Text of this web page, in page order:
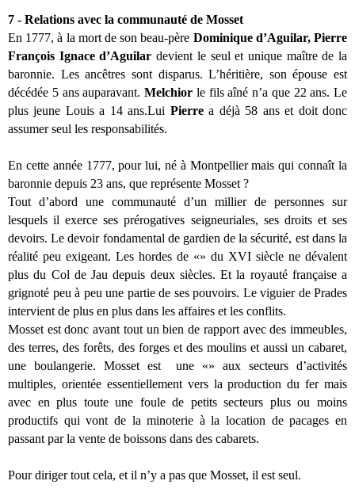
7 - Relations avec la communauté de Mosset
En 1777, à la mort de son beau-père Dominique d’Aguilar, Pierre
François Ignace d’Aguilardevient le seul et unique maître de la
baronnie. Les ancêtres sont disparus. L’héritière, son épouse est
décédée 5 ans auparavant. Melchior le fils aîné n’a que 22 ans. Le
plus jeune Louis a 14 ans.Lui Pierrea déjà 58 ans et doit donc
assumer seul les responsabilités.
En cette année 1777, pour lui, né à Montpellier mais qui connaît la
baronnie depuis 23 ans, que représente Mosset ?
Tout d’abord une communauté d’un millier de personnes sur
lesquels il exerce ses prérogatives seigneuriales, ses droits et ses
devoirs. Le devoir fondamental de gardien de la sécurité, est dans la
réalité peu exigeant. Les hordes de «» du XVI siècle ne dévalent
plus du Col de Jau depuis deux siècles. Et la royauté française a
grignoté peu à peu une partie de ses pouvoirs. Le viguier de Prades
intervient de plus en plus dans les affaires et les conflits.
Mosset est donc avant tout un bien de rapport avec des immeubles,
des terres, des forêts, des forges et des moulins et aussi un cabaret,
une boulangerie. Mosset est une «» aux secteurs d’activités
multiples, orientée essentiellement vers la production du fer mais
avec en plus toute une foule de petits secteurs plus ou moins
productifs qui vont de la minoterie à la location de pacages en
passant par la vente de boissons dans des cabarets.
Pour diriger tout cela, et il n’y a pas que Mosset, il est seul.